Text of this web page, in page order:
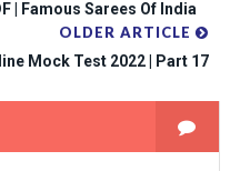
PDF | Famous Sarees Of India
OLDER ARTICLE
Mock Test 2022 | Part 17